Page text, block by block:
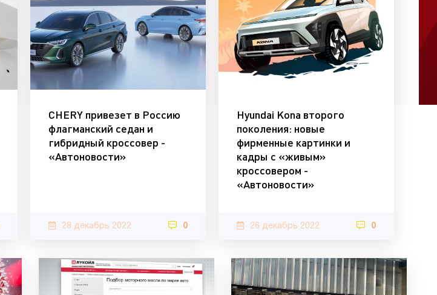
CHERY привезет в Россию
флагманский седан и
гибридный кроссовер -
«Автоновости»
28 декабрь 2022 0
Hyundai Kona второго
поколения: новые
фирменные картинки и
кадры с «живым»
кроссовером -
«Автоновости»
26 декабрь 2022 0